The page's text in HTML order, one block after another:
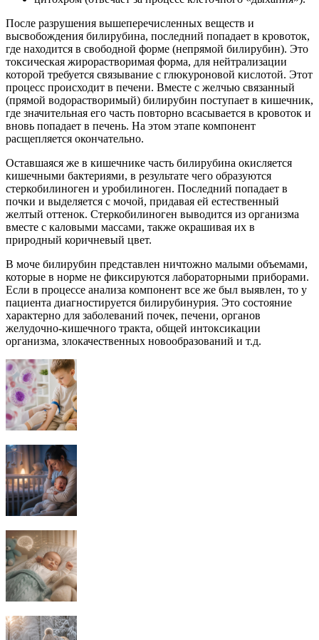
После разрушения вышеперечисленных веществ и
высвобождения билирубина, последний попадает в кровоток,
где находится в свободной форме (непрямой билирубин). Это
токсическая жирорастворимая форма, для нейтрализации
которой требуется связывание с глюкуроновой кислотой. Этот
процесс происходит в печени. Вместе с желчью связанный
(прямой водорастворимый) билирубин поступает в кишечник,
где значительная его часть повторно всасывается в кровоток и
вновь попадает в печень. На этом этапе компонент
расщепляется окончательно.
Оставшаяся же в кишечнике часть билирубина окисляется
кишечными бактериями, в результате чего образуются
стеркобилиноген и уробилиноген. Последний попадает в
почки и выделяется с мочой, придавая ей естественный
желтый оттенок. Стеркобилиноген выводится из организма
вместе с каловыми массами, также окрашивая их в
природный коричневый цвет.
В моче билирубин представлен ничтожно малыми объемами,
которые в норме не фиксируются лабораторными приборами.
Если в процессе анализа компонент все же был выявлен, то у
пациента диагностируется билирубинурия. Это состояние
характерно для заболеваний почек, печени, органов
желудочно-кишечного тракта, общей интоксикации
организма, злокачественных новообразований и т.д.